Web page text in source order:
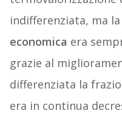
indifferenziata, ma la
economica era
grazie al
differenziata la
era in continua